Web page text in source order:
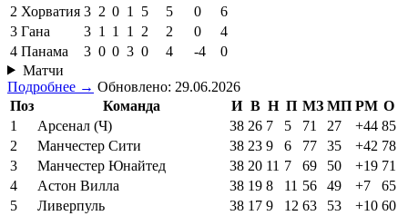
2 Хорватия 3 2 0 1 5 5 0
6
3 Гана 3 1 1 1 2 2 0
4
4 Панама 3 0 0 3 0 4 -4
0
Матчи
Подробнее → Обновлено: 29.06.2026
Поз
Команда И В Н П МЗ МП РМ О
1
Арсенал (Ч) 38 26 7 5 71 27 +44 85
2
Манчестер Сити 38 23 9 6 77 35 +42 78
3
Манчестер Юнайтед 38 20 11 7 69 50 +19 71
4
Астон Вилла 38 19 8 11 56 49 +7
65
5
Ливерпуль 38 17 9 12 63 53 +10 60